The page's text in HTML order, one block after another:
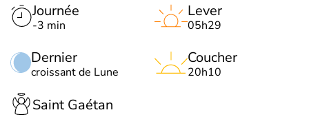
Journée
-3 min
Dernier
croissant de Lune
Lever
05h29
Coucher
20h10
Saint Gaétan